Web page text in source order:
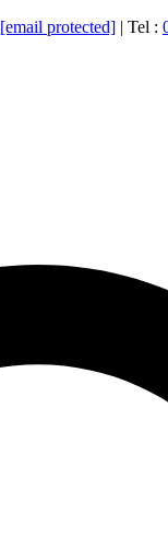
[email protected] | Tel :